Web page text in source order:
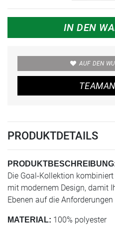
IN DEN
AUF DEN
PRODUKTDETAILS
Die Goal-Kollektion
mit modernem Design, damit
Ebenen auf die
MATERIAL: 100% polyester